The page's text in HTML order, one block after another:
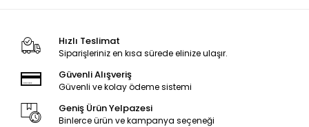
Hızlı Teslimat
Siparişleriniz en kısa sürede elinize ulaşır.
Güvenli Alışveriş
Güvenli ve kolay ödeme sistemi
Geniş Ürün Yelpazesi
Binlerce ürün ve kampanya seçeneği